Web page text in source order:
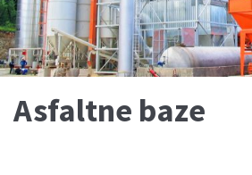
Asfaltne baze